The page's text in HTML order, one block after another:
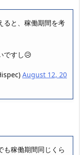
ると、稼働期間を考
ですし😥
August 12, 20
も稼働期間同じくら